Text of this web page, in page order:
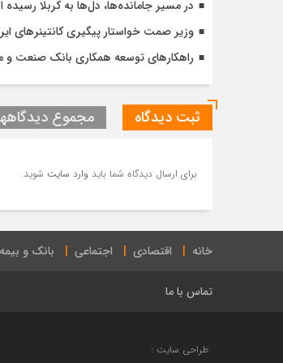
در مسیر جا‌مانده‌ها، دل‌ها به کربلا
وزیر صمت خواستار پیگیری کانتینرهای ایرانی در بندر
راهکارهای توسعه همکاری بانک صنعت
ثبت دیدگاه مجموع دیدگاهها
برای ارسال دیدگاه شما باید وارد سایت شوید.
خانه اقتصادی اجتماعی بانک و بیمه
تماس با ما
طراحی سایت :